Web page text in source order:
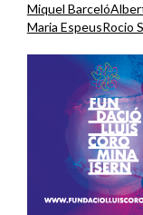
Miquel Barceló
Maria EspeusRocio